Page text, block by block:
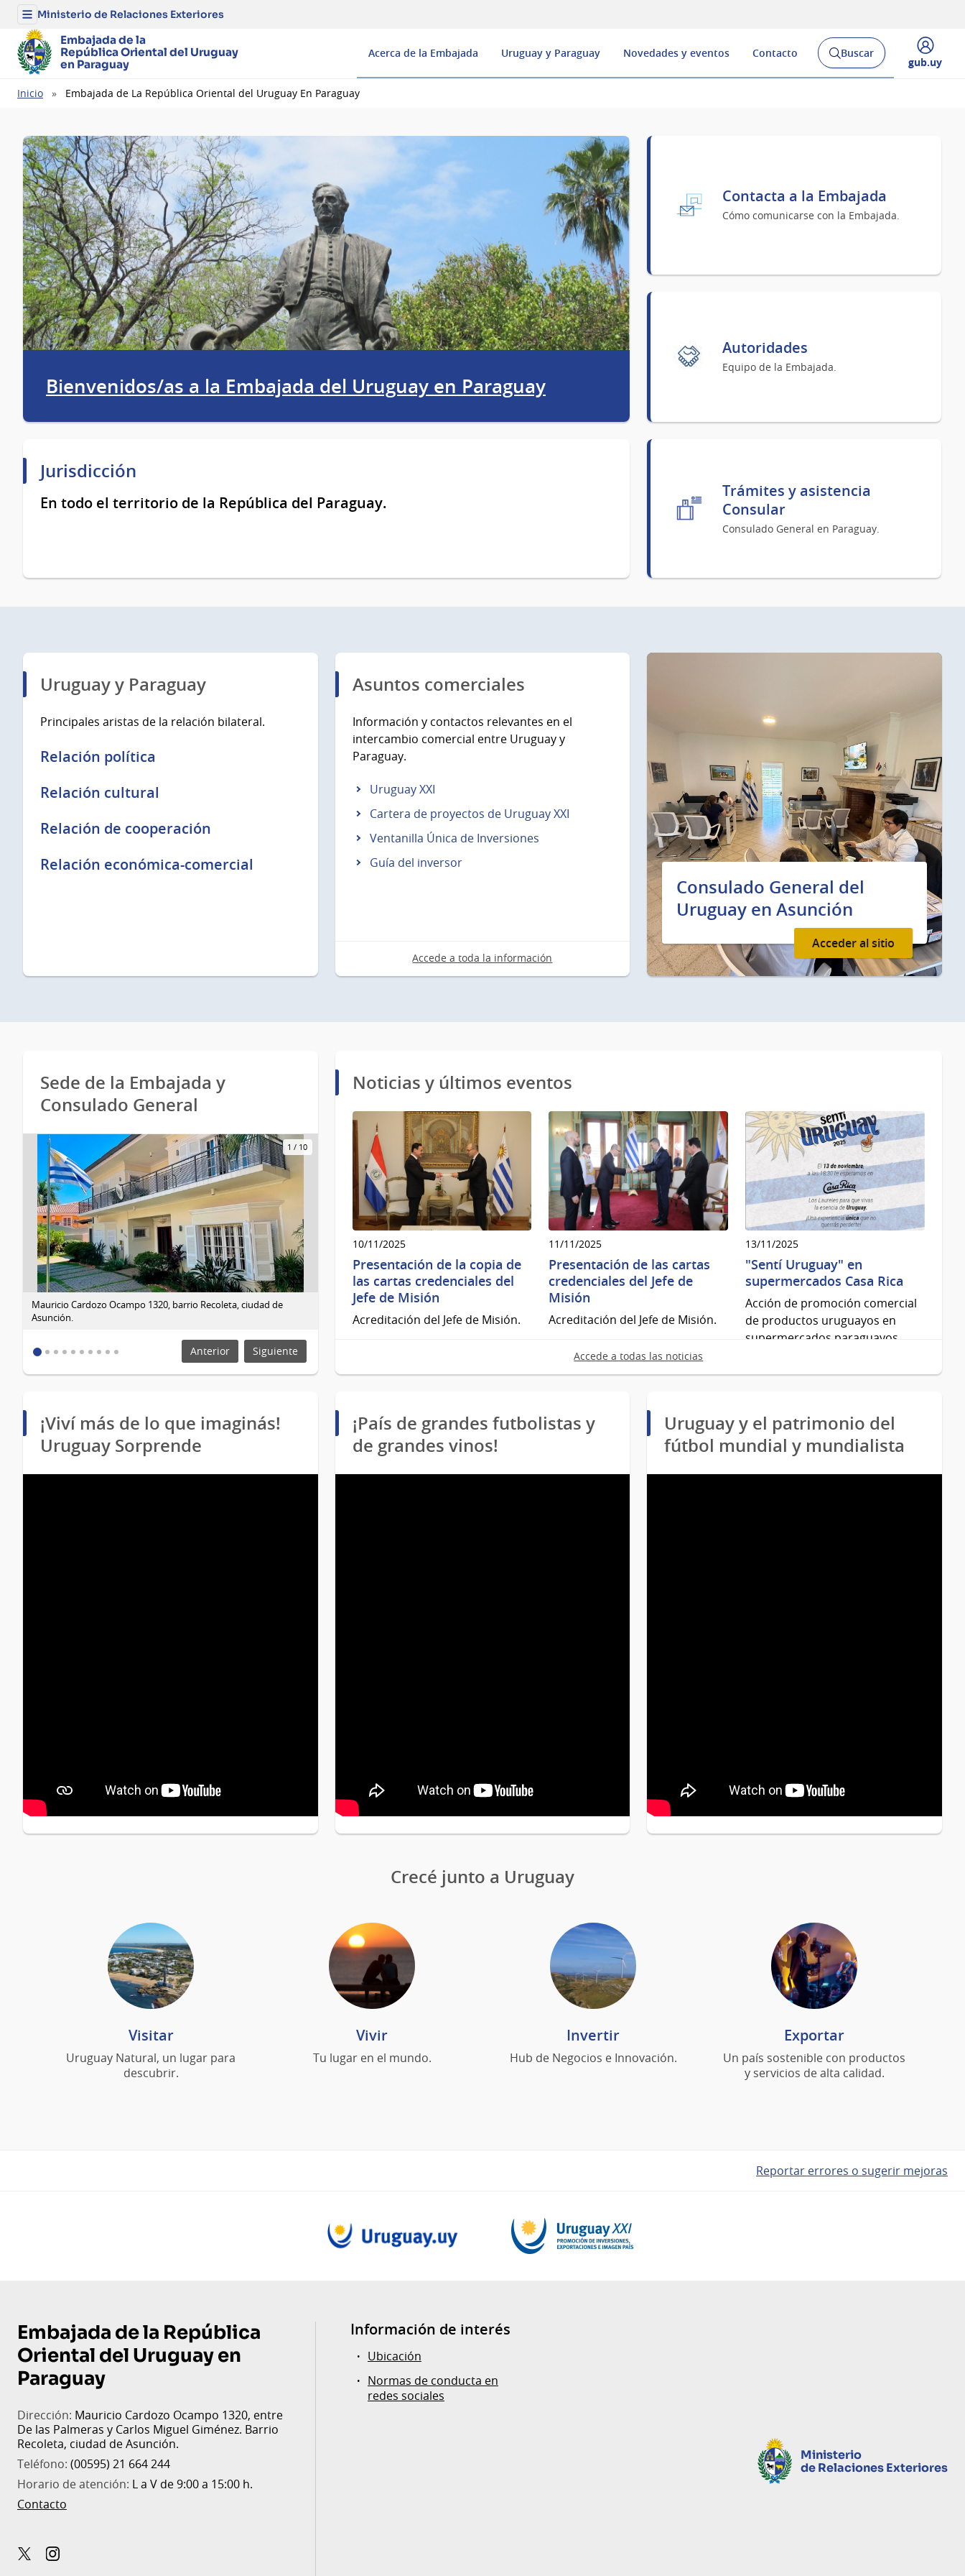
Menú
del
Ministerio
de
Relaciones
Exteriores
Ministerio de Relaciones Exteriores
Embajada de la
República Oriental del Uruguay
en Paraguay
Acerca de la Embajada Uruguay y Paraguay Novedades y eventos Contacto
Abrir
buscador
Buscar
Desplegar
gub.uy
Ruta
Inicio Embajada de La República Oriental del Uruguay En Paraguay
Bienvenidos/as a la Embajada del Uruguay en Paraguay
Jurisdicción
En todo el territorio de la República del Paraguay.
Contacta a la Embajada
Cómo comunicarse con la Embajada.
Autoridades
Equipo de la Embajada.
Trámites y asistencia
Consular
Consulado General en Paraguay.
Uruguay y Paraguay
Principales aristas de la relación bilateral.
Relación política
Relación cultural
Relación de cooperación
Relación económica-comercial
Asuntos comerciales
Información y contactos relevantes en el
intercambio comercial entre Uruguay y
Paraguay.
Uruguay XXI
Cartera de proyectos de Uruguay XXI
Ventanilla Única de Inversiones
Guía del inversor
Accede a toda la información
Consulado General del
Uruguay en Asunción
Acceder al sitio
Sede de la Embajada y
Consulado General
1 / 10
Mauricio Cardozo Ocampo 1320, barrio Recoleta, ciudad de
Asunción.
Anterior Siguiente
Noticias y últimos eventos
10/11/2025
Presentación de la copia de
las cartas credenciales del
Jefe de Misión
Acreditación del Jefe de Misión.
11/11/2025
Presentación de las cartas
credenciales del Jefe de
Misión
Acreditación del Jefe de Misión.
13/11/2025
"Sentí Uruguay" en
supermercados Casa Rica
Acción de promoción comercial
de productos uruguayos en
supermercados paraguayos
Accede a todas las noticias
¡Viví más de lo que imaginás!
Uruguay Sorprende
¡País de grandes futbolistas y
de grandes vinos!
Uruguay y el patrimonio del
fútbol mundial y mundialista
Crecé junto a Uruguay
Visitar
Uruguay Natural, un lugar para
descubrir.
Vivir
Tu lugar en el mundo.
Invertir
Hub de Negocios e Innovación.
Exportar
Un país sostenible con productos
y servicios de alta calidad.
Reportar errores o sugerir mejoras
Embajada de la República
Oriental del Uruguay en
Paraguay
Dirección: Mauricio Cardozo Ocampo 1320, entre
De las Palmeras y Carlos Miguel Giménez. Barrio
Recoleta, ciudad de Asunción.
Teléfono: (00595) 21 664 244
Horario de atención: L a V de 9:00 a 15:00 h.
Contacto
instagram
Información de interés
Ubicación
Normas de conducta en
redes sociales
Ministerio
de Relaciones Exteriores